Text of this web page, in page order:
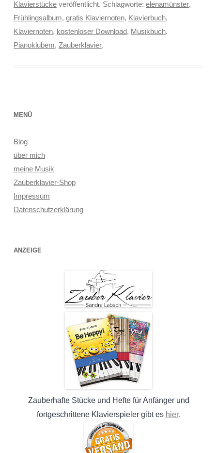
Klavierstückeveröffentlicht. Schlagworte: elenamünster,
Frühlingsalbum, gratis Klaviernoten, Klavierbuch,
Klaviernoten, kostenloser Download, Musikbuch,
Pianoklubem, Zauberklavier.
MENÜ
Blog
über mich
meine Musik
Zauberklavier-Shop
Impressum
Datenschutzerklärung
ANZEIGE
Zauberhafte Stücke und Hefte für Anfänger und
fortgeschrittene Klavierspieler gibt es hier.